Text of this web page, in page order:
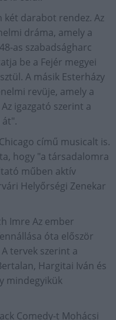
két darabot rendez. Az
dráma, amely a
as szabadságharc
be a Fejér megyei
A másik Esterházy
revüje, amely a
igazgató szerint a
című musicalt is.
hogy "a társadalomra
műben aktív
Helyőrségi Zenekar
Imre Az ember
óta először
tervek szerint a
Hargitai Iván és
mindegyikük
Comedy-t Mohácsi